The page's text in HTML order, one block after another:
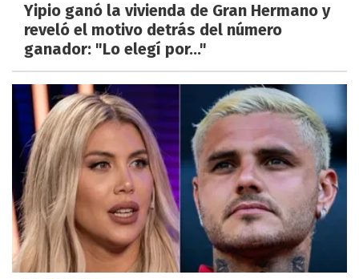
Yipio ganó la vivienda de Gran Hermano y
reveló el motivo detrás del número
ganador: "Lo elegí por..."